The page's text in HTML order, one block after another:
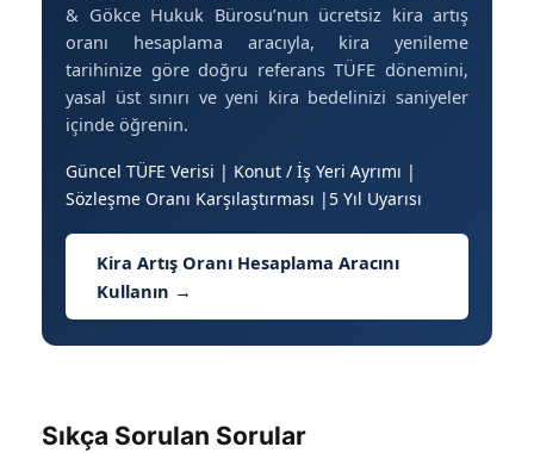
& Gökce Hukuk Bürosu’nun ücretsiz kira artış
oranı hesaplama aracıyla, kira yenileme
tarihinize göre doğru referans TÜFE dönemini,
yasal üst sınırı ve yeni kira bedelinizi saniyeler
içinde öğrenin.
Güncel TÜFE Verisi | Konut / İş Yeri Ayrımı |
Sözleşme Oranı Karşılaştırması |5 Yıl Uyarısı
Kira Artış Oranı Hesaplama Aracını
Kullanın →
Sıkça Sorulan Sorular